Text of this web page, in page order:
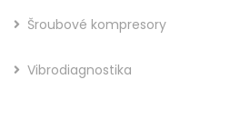
Šroubové kompresory
Vibrodiagnostika